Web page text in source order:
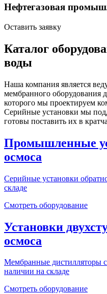
Нефтегазовая
Оставить заявку
Каталог
воды
Наша компания является
мембранного оборудования
которого мы проектируем
Серийные установки мы
готовы поставить их в
Промышленные
осмоса
Серийные установки
складе
Смотреть оборудование
Установки
осмоса
Мембранные дистилляторы
наличии на складе
Смотреть оборудование